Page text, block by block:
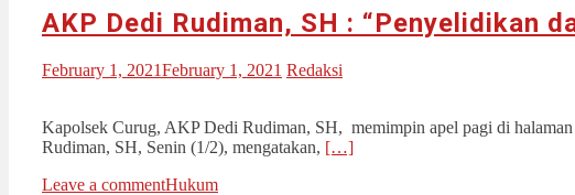
AKP Dedi Rudiman, SH : “Penyelidikan
February 1, 2021February 1, 2021 Redaksi
Kapolsek Curug, AKP Dedi Rudiman, SH, memimpin apel pagi di
Rudiman, SH, Senin (1/2), mengatakan, […]
Leave a commentHukum